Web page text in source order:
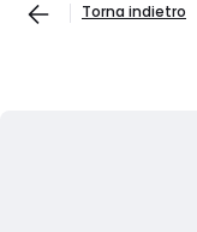
Torna indietro